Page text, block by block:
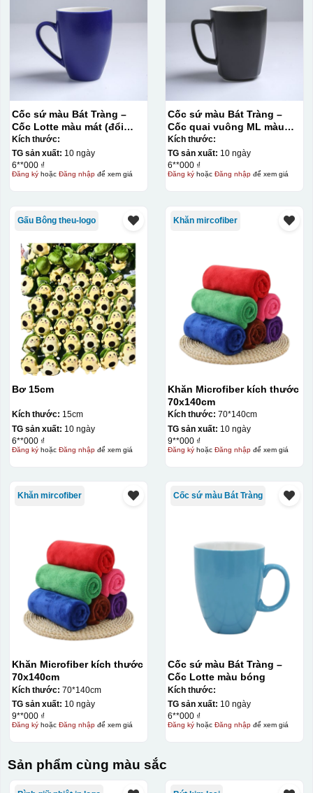
Cốc sứ màu Bát Tràng –
Cốc Lotte màu mát (đổi
quai)
Kích thước:
TG sản xuất: 10 ngày
6**000 ₫
Đăng kýhoặc Đăng nhậpđể xem giá
Cốc sứ màu Bát Tràng –
Cốc quai vuông ML màu
mát
Kích thước:
TG sản xuất: 10 ngày
6**000 ₫
Đăng kýhoặc Đăng nhậpđể xem giá
Gấu Bông theu-logo
Bơ 15cm
Kích thước: 15cm
TG sản xuất: 10 ngày
6**000 ₫
Đăng kýhoặc Đăng nhậpđể xem giá
Khăn mircofiber
Khăn Microfiber kích thước
70x140cm
Kích thước: 70*140cm
TG sản xuất: 10 ngày
9**000 ₫
Đăng kýhoặc Đăng nhậpđể xem giá
Khăn mircofiber
Khăn Microfiber kích thước
70x140cm
Kích thước: 70*140cm
TG sản xuất: 10 ngày
9**000 ₫
Đăng kýhoặc Đăng nhậpđể xem giá
Cốc sứ màu Bát Tràng
Cốc sứ màu Bát Tràng –
Cốc Lotte màu bóng
Kích thước:
TG sản xuất: 10 ngày
6**000 ₫
Đăng kýhoặc Đăng nhậpđể xem giá
Sản phẩm cùng màu sắc